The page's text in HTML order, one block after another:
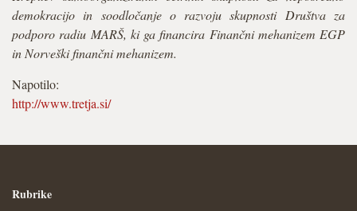
demokracijo in soodločanje o razvoju skupnosti Društva za
podporo radiu MARŠ, ki ga financira Finančni mehanizem EGP
in Norveški finančni mehanizem.
Napotilo:
http://www.tretja.si/
Rubrike